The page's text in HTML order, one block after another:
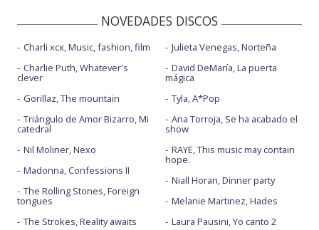
NOVEDADES DISCOS
Charli xcx, Music, fashion, film
Charlie Puth, Whatever's
clever
Gorillaz, The mountain
Triángulo de Amor Bizarro, Mi
catedral
Nil Moliner, Nexo
Madonna, Confessions II
The Rolling Stones, Foreign
tongues
The Strokes, Reality awaits
Julieta Venegas, Norteña
David DeMaría, La puerta
mágica
Tyla, A*Pop
Ana Torroja, Se ha acabado el
show
RAYE, This music may contain
hope.
Niall Horan, Dinner party
Melanie Martinez, Hades
Laura Pausini, Yo canto 2